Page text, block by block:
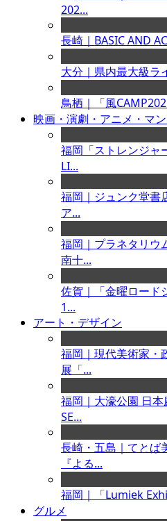
202...
長崎｜BASIC AND
大分｜県内最大級ラ
鳥栖｜「風
映画・演劇・アニメ・マ
福岡「ストレンジャ
LI...
福岡｜ジュンク堂書
ア...
福岡｜プラネタリウ
南十...
佐賀｜「金曜ロード
1...
アート・デザイン
福岡｜現代美術家・
展「...
福岡｜大濠公園 日
SE...
長崎・五島｜てとば
『よる...
福岡｜「Lumiek
グルメ